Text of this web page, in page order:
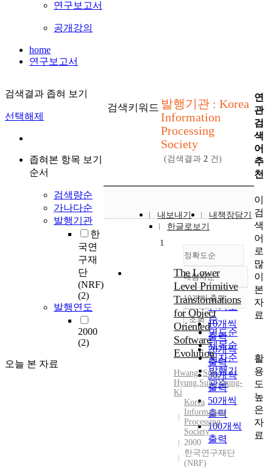
연구보고서
공개강의
home
연구보고서
검색결과 좁혀 보기
선택해제
좁혀본 항목 보기
순서
검색량순
가나다순
발행기관
한
국연
구재
단
(NRF)
(2)
발행연도
2000
(2)
오늘 본 자료
검색키워드 발행기관 : Korea
Information
Processing
Society
(검색결과 2 건)
내보내기
내책장담기
한글로보기
정확도순
정확도
순
인기도
순
연도순
제목순
저자순
발행기
관순
내림차순
내림차순
10개씩 출력
10개씩
출력
20개씩
출력
30개씩
출력
50개씩
출력
100개씩
출력
조회
1
The Lower
Level Primitive
Transformations
for Object
Oriented
Software
Evolution
Hwang,,Suk-
Hyung,Suk,,Yeung-
Ki
Korea
Information
Processing
Society
2000
한국연구재단
(NRF)
연
관
검
색
어
추
천
이
검
색
어
로
많
이
본
자
료
활
용
도
높
은
자
료